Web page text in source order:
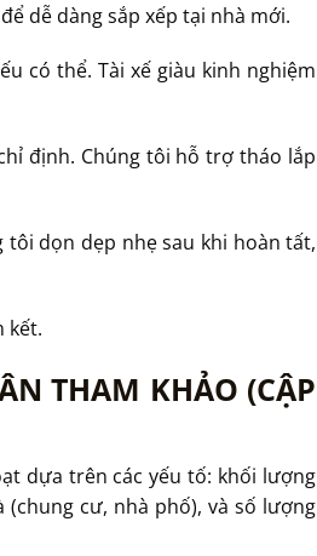
dễ dàng sắp xếp tại nhà mới.
có thể. Tài xế giàu kinh nghiệm
định. Chúng tôi hỗ trợ tháo lắp
tôi dọn dẹp nhẹ sau khi hoàn tất,
kết.
THAM KHẢO (CẬP
dựa trên các yếu tố: khối lượng
cư, nhà phố), và số lượng